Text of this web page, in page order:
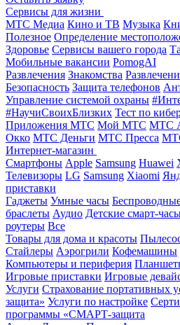
Сервисы для жизни
МТС Медиа Кино и ТВ Музыка
Полезное Определение
Здоровье Сервисы вашего города
Мобильные вакансии PomogAI
Развлечения Знакомства
Безопасность Защита телефонов
Управление системой охраны
#НаучиСвоихБлизких Тест по
Приложения МТС Мой МТС МТС
Окко МТС Деньги МТС Пресса
Интернет-магазин
Смартфоны Apple Samsung Huawei
Телевизоры LG Samsung Xiaomi
приставки
Гаджеты Умные часы
браслеты Аудио Детские смарт-
роутеры Все
Товары для дома и красоты
Стайлеры Аэрогрили Кофемашины
Компьютеры и периферия
Игровые приставки Игровые
Услуги Страхование портативных
защита» Услуги по настройке
программы «СМАРТ-защита